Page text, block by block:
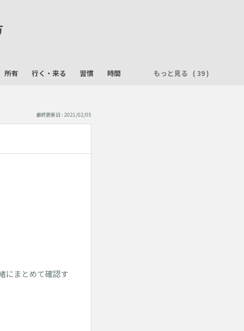
所有 行く・来る 習慣 時間 もっと見る
最終更新日 : 2021/02/05
にまとめて確認す